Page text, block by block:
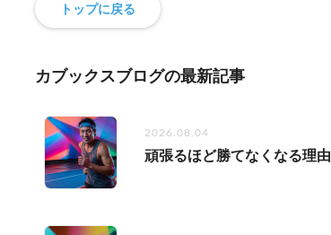
トップに戻る
カブックスブログの最新記事
2026.08.04
頑張るほど勝てなくなる理由